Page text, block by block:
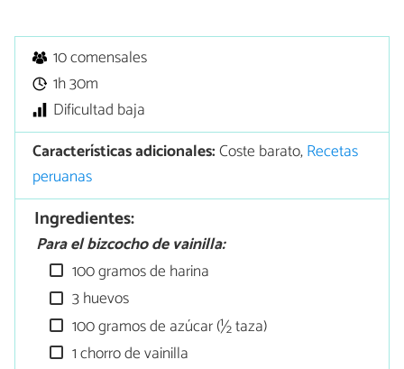
10 comensales
1h 30m
Dificultad baja
Características adicionales:Coste barato,Recetas
peruanas
Ingredientes:
Para el bizcocho de vainilla:
100 gramos de harina
3 huevos
100 gramos de azúcar (½ taza)
1 chorro de vainilla